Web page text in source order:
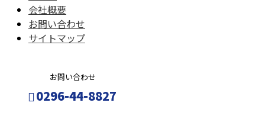
会社概要
お問い合わせ
サイトマップ
お問い合わせ
0296-44-8827